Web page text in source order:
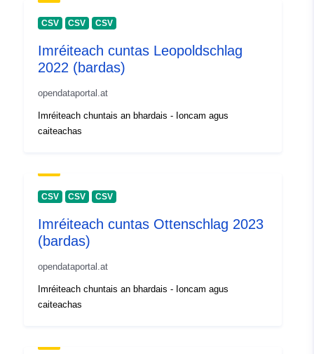
CSV CSV CSV
Imréiteach cuntas Leopoldschlag
2022 (bardas)
opendataportal.at
Imréiteach chuntais an bhardais - Ioncam agus
caiteachas
CSV CSV CSV
Imréiteach cuntas Ottenschlag 2023
(bardas)
opendataportal.at
Imréiteach chuntais an bhardais - Ioncam agus
caiteachas